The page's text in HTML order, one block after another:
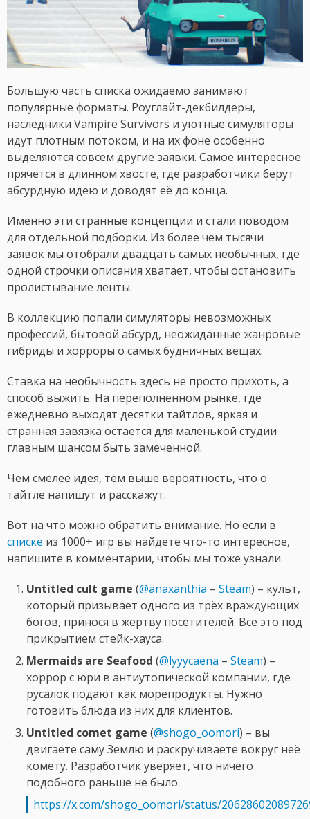
Большую часть списка ожидаемо занимают
популярные форматы. Роуглайт-декбилдеры,
наследники Vampire Survivors и уютные симуляторы
идут плотным потоком, и на их фоне особенно
выделяются совсем другие заявки. Самое интересное
прячется в длинном хвосте, где разработчики берут
абсурдную идею и доводят её до конца.
Именно эти странные концепции и стали поводом
для отдельной подборки. Из более чем тысячи
заявок мы отобрали двадцать самых необычных, где
одной строчки описания хватает, чтобы остановить
пролистывание ленты.
В коллекцию попали симуляторы невозможных
профессий, бытовой абсурд, неожиданные жанровые
гибриды и хорроры о самых будничных вещах.
Ставка на необычность здесь не просто прихоть, а
способ выжить. На переполненном рынке, где
ежедневно выходят десятки тайтлов, яркая и
странная завязка остаётся для маленькой студии
главным шансом быть замеченной.
Чем смелее идея, тем выше вероятность, что о
тайтле напишут и расскажут.
Вот на что можно обратить внимание. Но если в
списке из 1000+ игр вы найдете что-то интересное,
напишите в комментарии, чтобы мы тоже узнали.
Untitled cult game (@anaxanthia – Steam) – культ,
который призывает одного из трёх враждующих
богов, принося в жертву посетителей. Всё это под
прикрытием стейк-хауса.
Mermaids are Seafood (@lyyycaena – Steam) –
хоррор с юри в антиутопической компании, где
русалок подают как морепродукты. Нужно
готовить блюда из них для клиентов.
Untitled comet game (@shogo_oomori) – вы
двигаете саму Землю и раскручиваете вокруг неё
комету. Разработчик уверяет, что ничего
подобного раньше не было.
https://x.com/shogo_oomori/status/